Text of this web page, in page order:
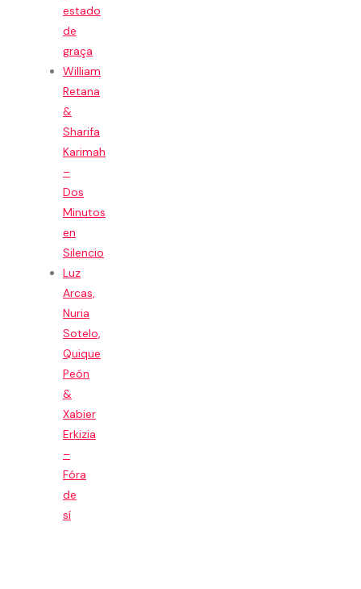
estado
de
graça
William
Retana
&
Sharifa
Karimah
–
Dos
Minutos
en
Silencio
Luz
Arcas,
Nuria
Sotelo,
Quique
Peón
&
Xabier
Erkizia
–
Fóra
de
sí